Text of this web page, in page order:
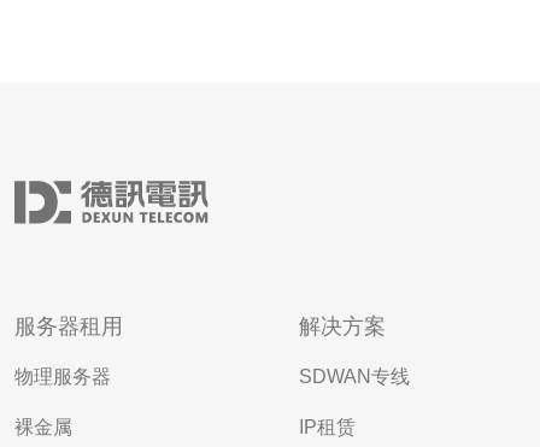
服务器租用
物理服务器
裸金属
解决方案
SDWAN专线
IP租赁